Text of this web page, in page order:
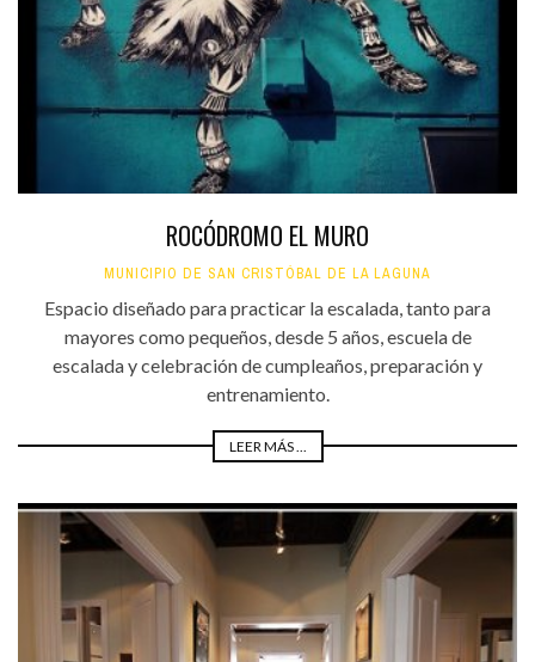
ROCÓDROMO EL MURO
MUNICIPIO DE SAN CRISTÓBAL DE LA LAGUNA
Espacio diseñado para practicar la escalada, tanto para
mayores como pequeños, desde 5 años, escuela de
escalada y celebración de cumpleaños, preparación y
entrenamiento.
LEER MÁS ...